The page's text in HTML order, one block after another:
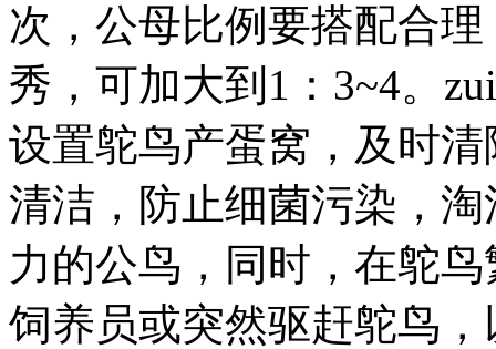
次，公母比例要搭配合
秀，可加大到1：3~4。
设置鸵鸟产蛋窝，及时
清洁，防止细菌污染，
力的公鸟，同时，在鸵
饲养员或突然驱赶鸵鸟